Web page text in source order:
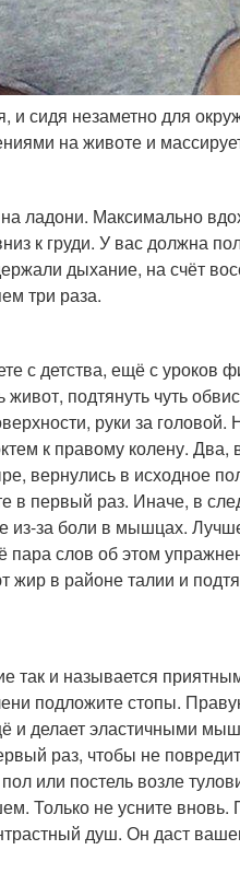
и сидя незаметно для
на животе и
ладони. Максимально
к груди. У вас должна
дыхание, на счёт
три раза.
с детства, ещё с уроков
живот, подтянуть чуть
руки за головой.
к правому колену.
вернулись в исходное
в первый раз. Иначе, в
за боли в мышцах.
слов об этом
в районе талии и
так и называется
подложите стопы.
и делает эластичными
раз, чтобы не
или постель возле
Только не усните
душ. Он даст